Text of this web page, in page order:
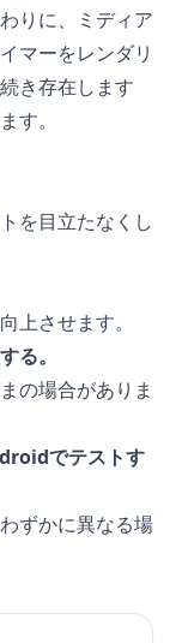
りに、ミディア
マーをレンダリ
き存在します
す。
を目立たなくし
上させます。
る。
の場合がありま
でテストす
ずかに異なる場